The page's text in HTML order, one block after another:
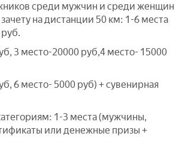
среди мужчин и среди женщин
на дистанции 50 км: 1-6 места
3 место-20000 руб,4 место- 15000
6 место- 5000 руб) + сувенирная
1-3 места (мужчины,
или денежные призы +